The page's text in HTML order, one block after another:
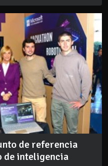
de referencia
de inteligencia